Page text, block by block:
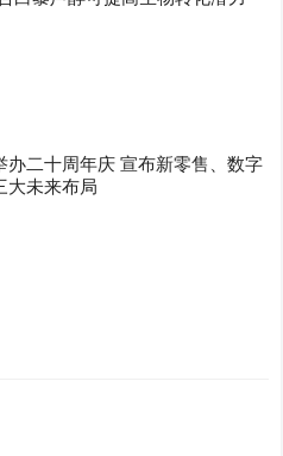
办二十周年庆 宣布新零售、数字
大未来布局